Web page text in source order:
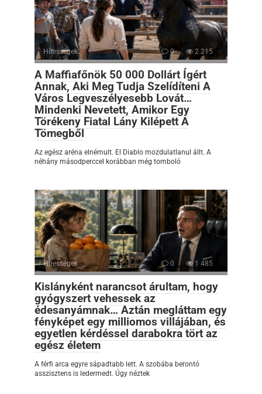
Hírességek 0 2 215
A Maffiafőnök 50 000 Dollárt Ígért
Annak, Aki Meg Tudja Szelídíteni A
Város Legveszélyesebb Lovát…
Mindenki Nevetett, Amikor Egy
Törékeny Fiatal Lány Kilépett A
Tömegből
Az egész aréna elnémult. El Diablo mozdulatlanul állt. A
néhány másodperccel korábban még tomboló
Hírességek 0 1 485
Kislányként narancsot árultam, hogy
gyógyszert vehessek az
édesanyámnak… Aztán megláttam egy
fényképet egy milliomos villájában, és
egyetlen kérdéssel darabokra tört az
egész életem
A férfi arca egyre sápadtabb lett. A szobába berontó
asszisztens is ledermedt. Úgy néztek